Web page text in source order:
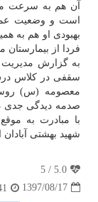
آن هم به سرعت
است و وضعیت
بهبودی او هم به
فردا از
به گزارش مدیریت
سقفی در كلاس
معصومه (س)
صدمه دیدگی جدی
با مبادرت به
شهید بهشتی
5.0
/
5
1397/08/17